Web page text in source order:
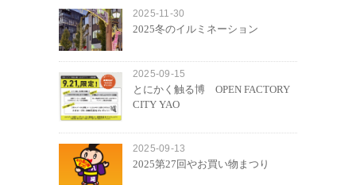
2025-11-30
2025冬のイルミネーション
2025-09-15
とにかく触る博 OPEN FACTORY
CITY YAO
2025-09-13
2025第27回やお買い物まつり